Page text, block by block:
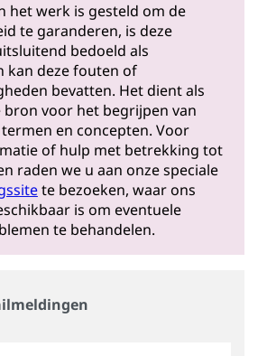
het werk is gesteld om de
te garanderen, is deze
bedoeld als
kan deze fouten of
bevatten. Het dient als
bron voor het begrijpen van
en concepten. Voor
of hulp met betrekking tot
raden we u aan onze speciale
te bezoeken, waar ons
is om eventuele
te behandelen.